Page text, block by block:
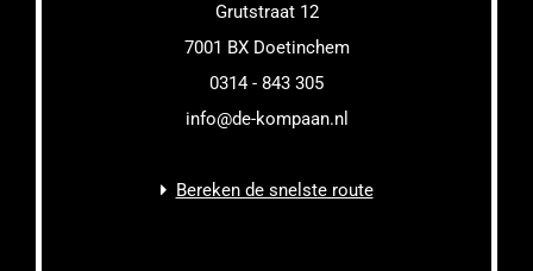
Grutstraat 12
7001 BX Doetinchem
0314 - 843 305
info@de-kompaan.nl
Bereken de snelste route